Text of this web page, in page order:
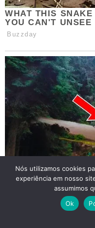
Nós utilizamos cookies
experiência em nosso
assumimos
Ok